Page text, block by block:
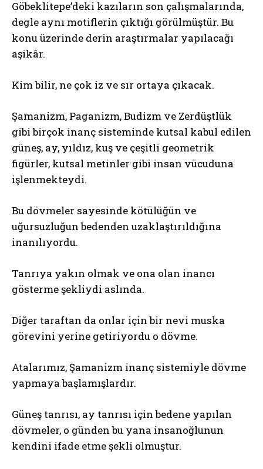
Göbeklitepe’deki kazıların son çalışmalarında,
degle aynı motiflerin çıktığı görülmüştür. Bu
konu üzerinde derin araştırmalar yapılacağı
aşikâr.
Kim bilir, ne çok iz ve sır ortaya çıkacak.
Şamanizm, Paganizm, Budizm ve Zerdüştlük
gibi birçok inanç sisteminde kutsal kabul edilen
güneş, ay, yıldız, kuş ve çeşitli geometrik
figürler, kutsal metinler gibi insan vücuduna
işlenmekteydi.
Bu dövmeler sayesinde kötülüğün ve
uğursuzluğun bedenden uzaklaştırıldığına
inanılıyordu.
Tanrıya yakın olmak ve ona olan inancı
gösterme şekliydi aslında.
Diğer taraftan da onlar için bir nevi muska
görevini yerine getiriyordu o dövme.
Atalarımız, Şamanizm inanç sistemiyle dövme
yapmaya başlamışlardır.
Güneş tanrısı, ay tanrısı için bedene yapılan
dövmeler, o günden bu yana insanoğlunun
kendini ifade etme şekli olmuştur.